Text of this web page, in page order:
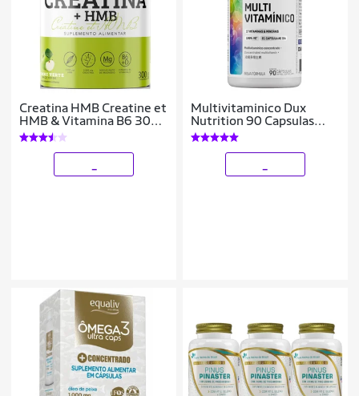
Creatina HMB Creatine et
HMB & Vitamina B6 300g
- Chef Whey
Multivitaminico Dux
Nutrition 90 Capsulas
Minerais Vitaminas